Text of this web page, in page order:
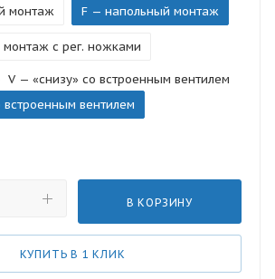
монтаж
F — напольный монтаж
с рег. ножками
V — «снизу» со встроенным вентилем
встроенным вентилем
В КОРЗИНУ
КУПИТЬ В 1 КЛИК